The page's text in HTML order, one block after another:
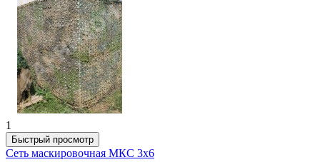
1
Быстрый просмотр
Сеть маскировочная МКС 3х6